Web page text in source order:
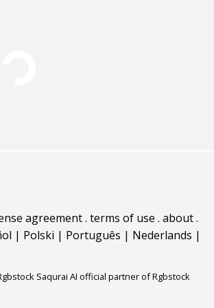
agreement. terms of use . about.
| Polski | Português | Nederlands |
Saqurai AI official partner of Rgbstock